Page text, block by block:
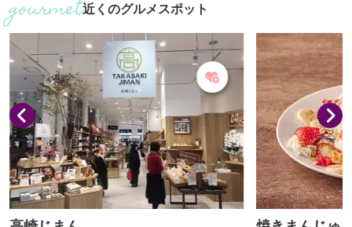
窟内の大小空間は、彼岸の楽土をイメー
ジし、深山幽谷を写し、大瀑布、渓流に
なぞらえ、それぞれを背景に石彫の名
工、楽山が生涯かけて彫刻した御影石の
観音像39体が他の石彫群と共に安置され
神秘的な法悦の世界を繰りひろげていま
す。
多胡郡をしのば
碑のレプリカ（
の書風にかかわ
を展示していま
井いしぶみの里
場にもなってい
近くのグルメスポット